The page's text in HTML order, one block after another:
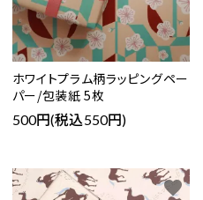
ホワイトプラム柄ラッピングペー
パー/包装紙 5枚
500円(税込550円)
favorite